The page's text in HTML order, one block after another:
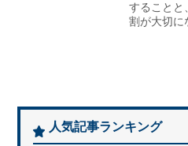
することと
割が大切に
人気記事ランキング